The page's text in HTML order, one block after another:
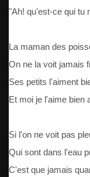
"Ah! qu'est-ce qui tu
La maman des
On ne la voit jamais
Ses petits l'aiment
Et moi je l'aime bien
Si l'on ne voit pas
Qui sont dans l'eau
C'est que jamais